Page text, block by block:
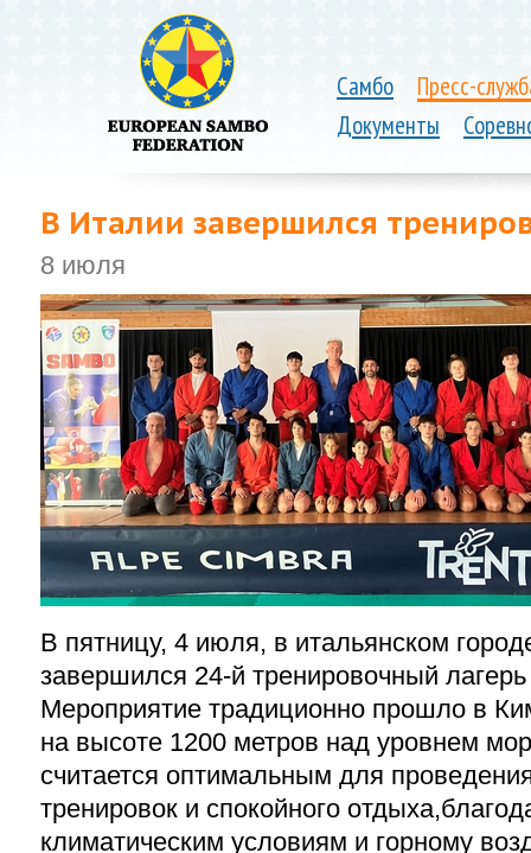
Самбо
Пресс-
Документы
В Италии завершился
8 июля
В пятницу, 4 июля, в итальянском
завершился 24-й тренировочный
Мероприятие традиционно прошло в
на высоте 1200 метров над уровнем
считается оптимальным для
тренировок и спокойного отдыха,
климатическим условиям и горному